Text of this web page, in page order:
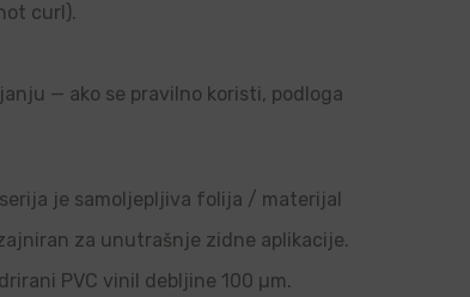
curl).
— ako se pravilno koristi, podloga
serija je samoljepljiva folija / materijal
za unutrašnje zidne aplikacije.
PVC vinil debljine 100 µm.